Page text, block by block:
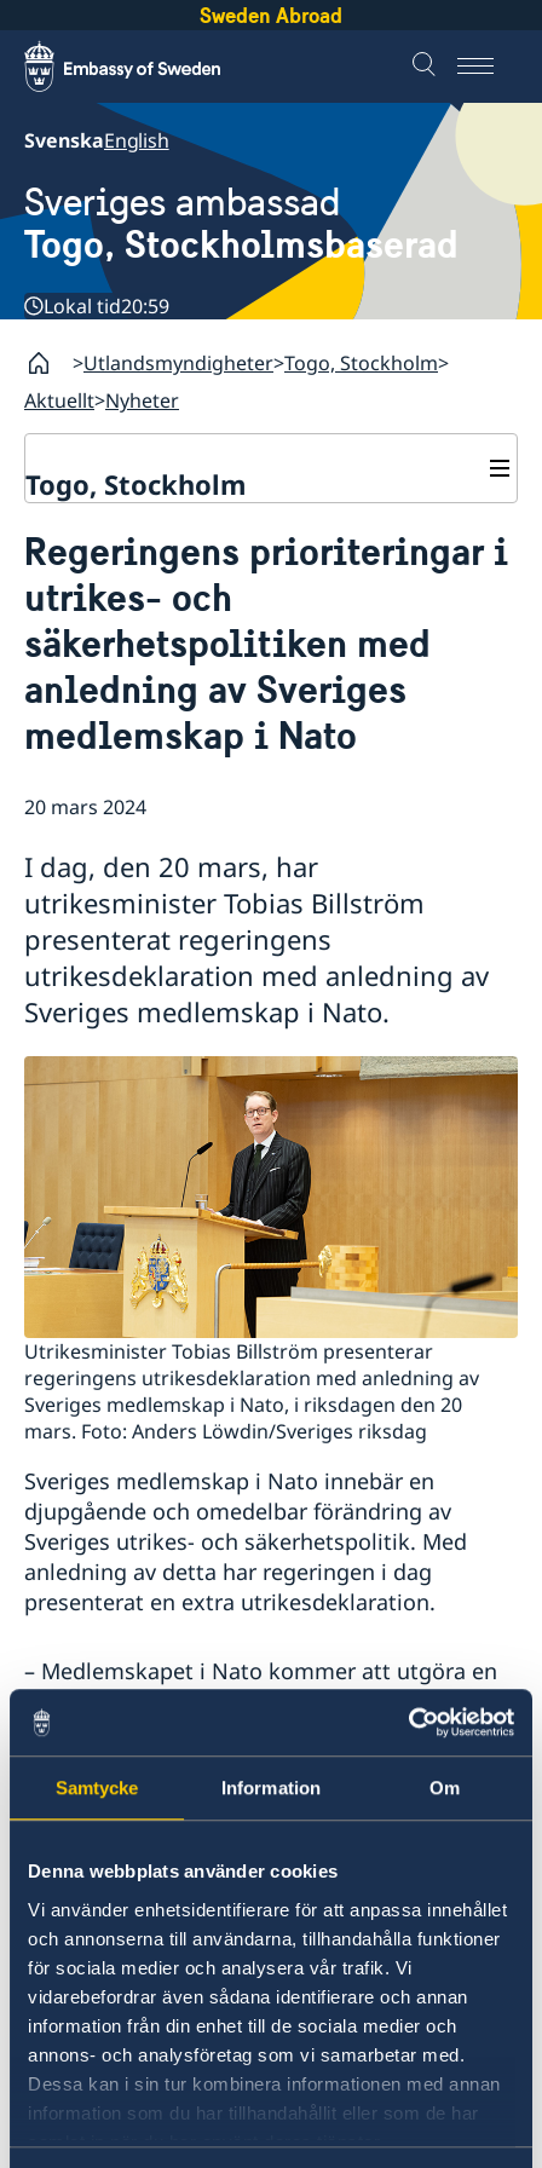
Samtycke Information Om
Denna webbplats använder cookies
Vi använder enhetsidentifierare för att anpassa innehållet
och annonserna till användarna, tillhandahålla funktioner
för sociala medier och analysera vår trafik. Vi
vidarebefordrar även sådana identifierare och annan
information från din enhet till de sociala medier och
annons- och analysföretag som vi samarbetar med.
Dessa kan i sin tur kombinera informationen med annan
information som du har tillhandahållit eller som de har
samlat in när du har använt deras tjänster.
Sweden Abroad
SvenskaEnglish
Sveriges ambassad
Togo, Stockholmsbaserad
Lokal tid20:59
Utlandsmyndigheter Togo, Stockholm
Aktuellt Nyheter
Togo, Stockholm
Om oss
Dataskyddspolicy (GDPR)
Aktuellt
Nyheter
Regeringens prioriteringar i
utrikes- och
säkerhetspolitiken med
anledning av Sveriges
medlemskap i Nato
20 mars 2024
I dag, den 20 mars, har
utrikesminister Tobias Billström
presenterat regeringens
utrikesdeklaration med anledning av
Sveriges medlemskap i Nato.
Utrikesminister Tobias Billström presenterar
regeringens utrikesdeklaration med anledning av
Sveriges medlemskap i Nato, i riksdagen den 20
mars. Foto: Anders Löwdin/Sveriges riksdag
Sveriges medlemskap i Nato innebär en
djupgående och omedelbar förändring av
Sveriges utrikes- och säkerhetspolitik. Med
anledning av detta har regeringen i dag
presenterat en extra utrikesdeklaration.
– Medlemskapet i Nato kommer att utgöra en
säkerhetspolitik. Sverige ska vara en trovärdig,
pålitlig och solidarisk allierad, säger
utrikesminister Tobias Billström.
Som medlem i Nato kommer Sverige att
engagera sig i alla Natos kärnuppgifter:
avskräckning och kollektivt försvar,
krishantering och säkerhetssamarbeten.
– Vi ska fortsätta främja grundvärden i svensk
utrikes- och säkerhetspolitik vilket innebär att
vi ska stå upp för folkrätten, mänskliga
rättigheter och jämställdhet, och vara en stark
röst för rustningskontroll, nedrustning och